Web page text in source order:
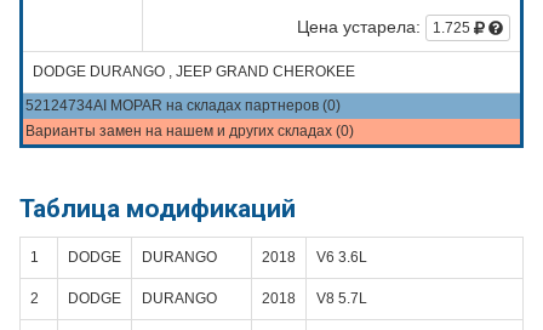
Цена устарела: 1.725
DODGE DURANGO , JEEP GRAND CHEROKEE
52124734AI MOPAR на складах партнеров (0)
Варианты замен на нашем и других складах (0)
Таблица модификаций
1 DODGE DURANGO 2018 V6 3.6L
2 DODGE DURANGO 2018 V8 5.7L